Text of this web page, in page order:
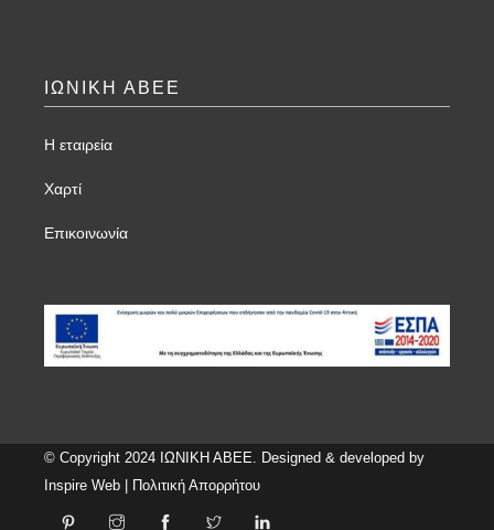
ΙΩΝΙΚΗ ΑΒΕΕ
Η εταιρεία
Χαρτί
Επικοινωνία
© Copyright 2024 ΙΩΝΙΚΗ ΑΒΕΕ. Designed & developed by
Inspire Web
Πολιτική Απορρήτου